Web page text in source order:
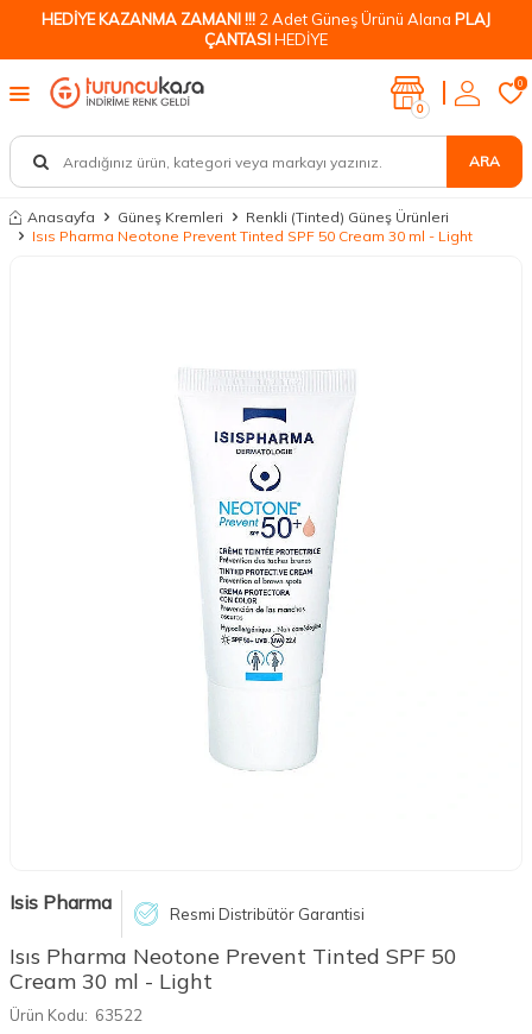
HEDİYE KAZANMA ZAMANI !!! 2 Adet Güneş Ürünü Alana PLAJ
ÇANTASIHEDİYE
ARA
0
0
Anasayfa Güneş Kremleri
Renkli (Tinted) Güneş Ürünleri
Isıs Pharma Neotone Prevent Tinted SPF 50 Cream 30 ml - Light
Isis Pharma Resmi Distribütör Garantisi
Isıs Pharma Neotone Prevent Tinted SPF 50
Cream 30 ml - Light
Ürün Kodu: 63522